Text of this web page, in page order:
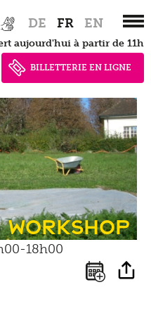
DE FR EN
aujourd'hui à partir de 11h
BILLETTERIE EN LIGNE
Workshop
18h00